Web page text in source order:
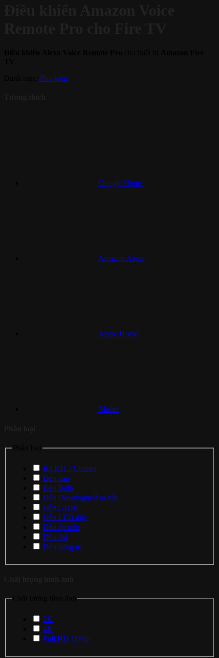
Phụ kiện
Google Home
Amazon Alexa
Apple Home
Matter
Bộ KIT / Combo
Đèn bàn
Đèn Bulb
Đèn Downlight/Âm trần
Đèn GU10
Đèn LED dây
Đèn ốp trần
Đèn thả
Đèn trang trí
2K
4K
Full HD 1080p